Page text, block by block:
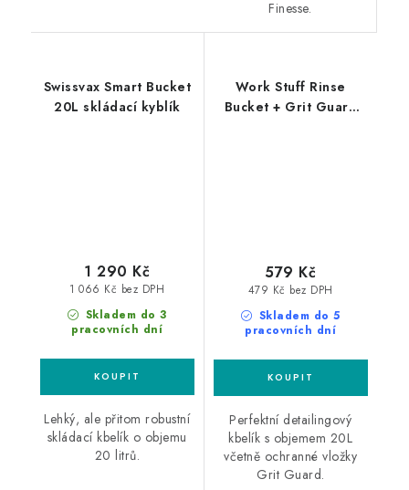
Finesse.
Swissvax Smart Bucket
20L skládací kyblík
Skladem do 3
pracovních dní
1 066 Kč bez DPH
1 290 Kč
Lehký, ale přitom robustní
skládací kbelík o objemu
20 litrů.
Work Stuff Rinse
Bucket + Grit Guard
Skladem do 5
pracovních dní
479 Kč bez DPH
579 Kč
Perfektní detailingový
kbelík s objemem 20L
včetně ochranné vložky
Grit Guard.